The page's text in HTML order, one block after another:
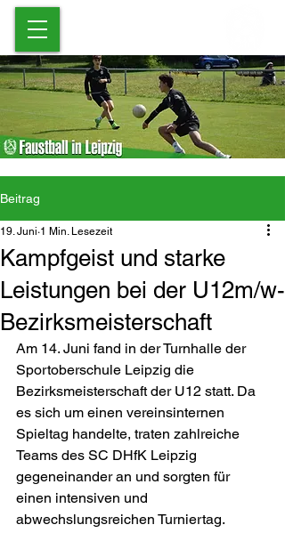
Beitrag
Kampfgeist und starke
Leistungen bei der U12m/w-
Bezirksmeisterschaft
19. Juni 1 Min. Lesezeit
Am 14. Juni fand in der Turnhalle der
Sportoberschule Leipzig die
Bezirksmeisterschaft der U12 statt. Da
es sich um einen vereinsinternen
Spieltag handelte, traten zahlreiche
Teams des SC DHfK Leipzig
gegeneinander an und sorgten für
einen intensiven und
abwechslungsreichen Turniertag.